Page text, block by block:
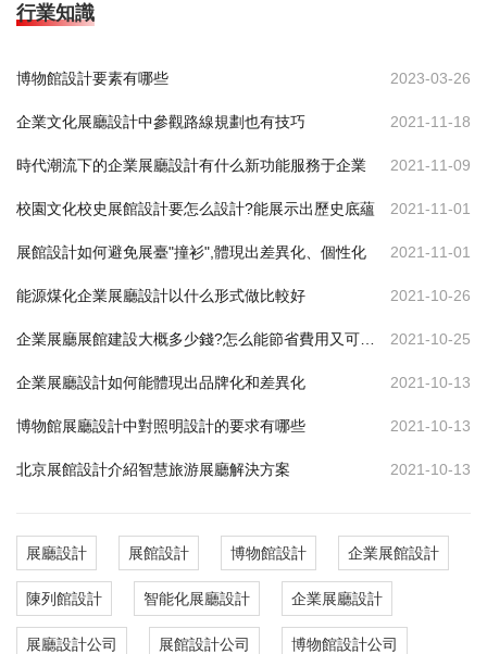
行業知識
博物館設計要素有哪些 2023-03-26
企業文化展廳設計中參觀路線規劃也有技巧 2021-11-18
時代潮流下的企業展廳設計有什么新功能服務于企業 2021-11-09
校園文化校史展館設計要怎么設計?能展示出歷史底蘊 2021-11-01
展館設計如何避免展臺"撞衫",體現出差異化、個性化 2021-11-01
能源煤化企業展廳設計以什么形式做比較好 2021-10-26
2021-10-25
企業展廳設計如何能體現出品牌化和差異化 2021-10-13
博物館展廳設計中對照明設計的要求有哪些 2021-10-13
北京展館設計介紹智慧旅游展廳解決方案 2021-10-13
展廳設計 展館設計 博物館設計 企業展館設計
陳列館設計 智能化展廳設計 企業展廳設計
展廳設計公司 展館設計公司 博物館設計公司